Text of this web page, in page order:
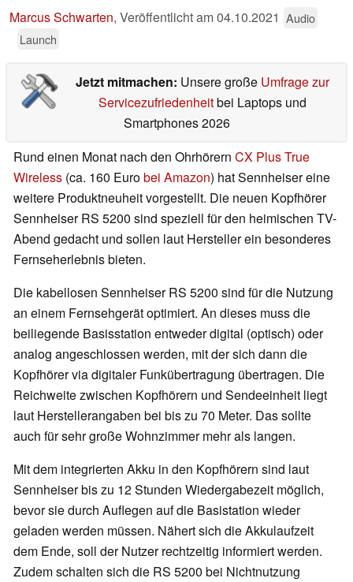
Marcus Schwarten, Veröffentlicht am04.10.2021 Audio
Launch
Jetzt mitmachen: Unsere große Umfrage zur
Servicezufriedenheitbei Laptops und
Smartphones 2026
Rund einen Monat nach den Ohrhörern CX Plus True
Wireless (ca. 160 Eurobei Amazon) hat Sennheiser eine
weitere Produktneuheit vorgestellt. Die neuen Kopfhörer
Sennheiser RS 5200 sind speziell für den heimischen TV-
Abend gedacht und sollen laut Hersteller ein besonderes
Fernseherlebnis bieten.
Die kabellosen Sennheiser RS 5200 sind für die Nutzung
an einem Fernsehgerät optimiert. An dieses muss die
beiliegende Basisstation entweder digital (optisch) oder
analog angeschlossen werden, mit der sich dann die
Kopfhörer via digitaler Funkübertragung übertragen. Die
Reichweite zwischen Kopfhörern und Sendeeinheit liegt
laut Herstellerangaben bei bis zu 70 Meter. Das sollte
auch für sehr große Wohnzimmer mehr als langen.
Mit dem integrierten Akku in den Kopfhörern sind laut
Sennheiser bis zu 12 Stunden Wiedergabezeit möglich,
bevor sie durch Auflegen auf die Basistation wieder
geladen werden müssen. Nähert sich die Akkulaufzeit
dem Ende, soll der Nutzer rechtzeitig informiert werden.
Zudem schalten sich die RS 5200 bei Nichtnutzung